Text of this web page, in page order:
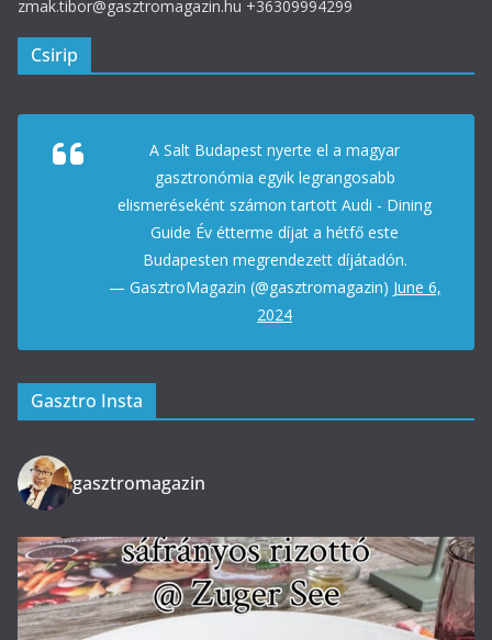
zmak.tibor@gasztromagazin.hu +36309994299
Csirip
A Salt Budapest nyerte el a magyar
gasztronómia egyik legrangosabb
elismeréseként számon tartott Audi - Dining
Guide Év étterme díjat a hétfő este
Budapesten megrendezett díjátadón.
— GasztroMagazin (@gasztromagazin) June 6,
2024
Gasztro Insta
gasztromagazin